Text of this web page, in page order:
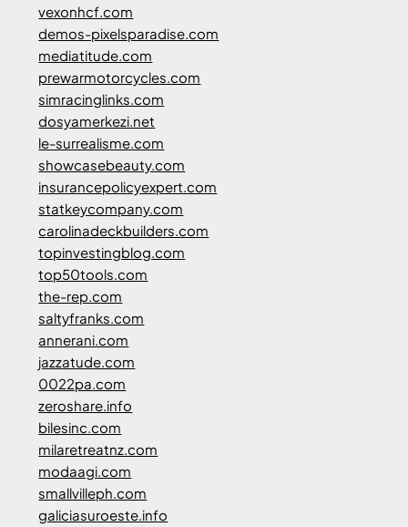
vexonhcf.com
demos-pixelsparadise.com
mediatitude.com
prewarmotorcycles.com
simracinglinks.com
dosyamerkezi.net
le-surrealisme.com
showcasebeauty.com
insurancepolicyexpert.com
statkeycompany.com
carolinadeckbuilders.com
topinvestingblog.com
top50tools.com
the-rep.com
saltyfranks.com
annerani.com
jazzatude.com
0022pa.com
zeroshare.info
bilesinc.com
milaretreatnz.com
modaagi.com
smallvilleph.com
galiciasuroeste.info